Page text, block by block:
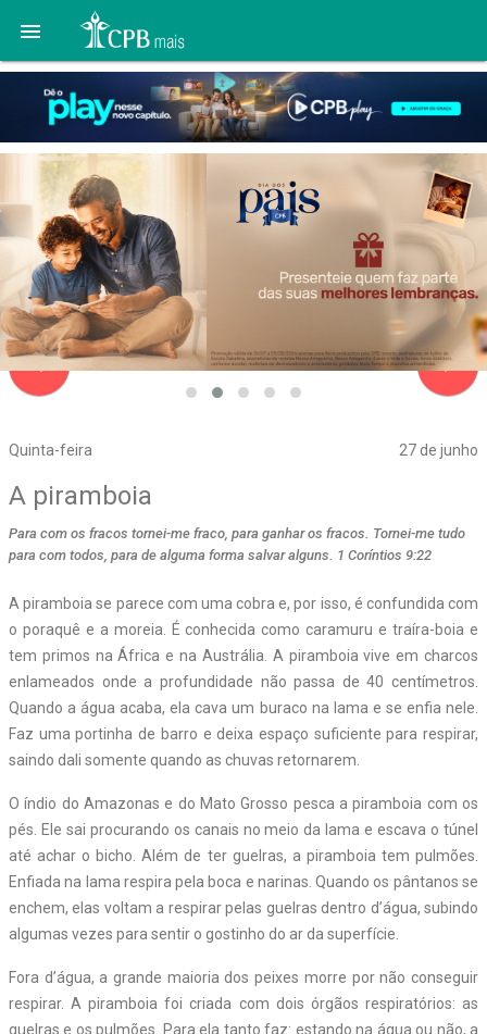

Quinta-feira 27 de junho
navigate_before
A piramboia
Para com os fracos tornei-me fraco, para ganhar os fracos. Tornei-me tudo
para com todos, para de alguma forma salvar alguns. 1 Coríntios 9:22
A piramboia se parece com uma cobra e, por isso, é confundida com
o poraquê e a moreia. É conhecida como caramuru e traíra-boia e
tem primos na África e na Austrália. A piramboia vive em charcos
enlameados onde a profundidade não passa de 40 centímetros.
Quando a água acaba, ela cava um buraco na lama e se enfia nele.
Faz uma portinha de barro e deixa espaço suficiente para respirar,
saindo dali somente quando as chuvas retornarem.
O índio do Amazonas e do Mato Grosso pesca a piramboia com os
pés. Ele sai procurando os canais no meio da lama e escava o túnel
até achar o bicho. Além de ter guelras, a piramboia tem pulmões.
Enfiada na lama respira pela boca e narinas. Quando os pântanos se
enchem, elas voltam a respirar pelas guelras dentro d’água, subindo
algumas vezes para sentir o gostinho do ar da superfície.
Fora d’água, a grande maioria dos peixes morre por não conseguir
respirar. A piramboia foi criada com dois órgãos respiratórios: as
guelras e os pulmões. Para ela tanto faz: estando na água ou não, a
navigate_next